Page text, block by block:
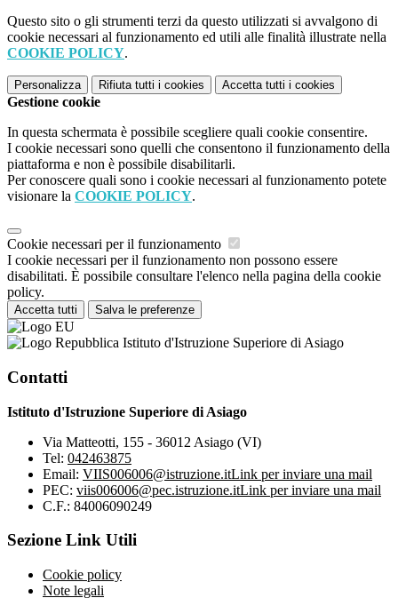
Questo sito o gli strumenti terzi da questo utilizzati si avvalgono di
cookie necessari al funzionamento ed utili alle finalità illustrate nella
COOKIE POLICY.
Personalizza Rifiuta tutti i cookies Accetta tutti i cookies
Gestione cookie
In questa schermata è possibile scegliere quali cookie consentire.
I cookie necessari sono quelli che consentono il funzionamento della
piattaforma e non è possibile disabilitarli.
Per conoscere quali sono i cookie necessari al funzionamento potete
visionare la COOKIE POLICY.
Cookie necessari per il funzionamento
I cookie necessari per il funzionamento non possono essere
disabilitati. È possibile consultare l'elenco nella pagina della cookie
policy.
Accetta tutti Salva le preferenze
Istituto d'Istruzione Superiore di Asiago
Contatti
Istituto d'Istruzione Superiore di Asiago
Via Matteotti, 155 - 36012 Asiago (VI)
Tel: 042463875
Email: VIIS006006@istruzione.itLink per inviare una mail
PEC: viis006006@pec.istruzione.itLink per inviare una mail
C.F.: 84006090249
Sezione Link Utili
Cookie policy
Note legali